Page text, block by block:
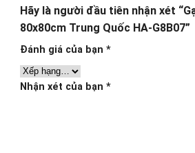
Hãy là người đầu tiên nhận xét
80x80cm Trung Quốc HA-G8B07”
Đánh giá của bạn *
Nhận xét của bạn *